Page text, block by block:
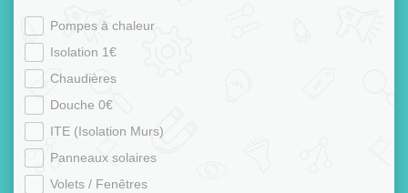
Pompes à chaleur
Isolation 1€
Chaudières
Douche 0€
ITE (Isolation Murs)
Panneaux solaires
Volets / Fenêtres